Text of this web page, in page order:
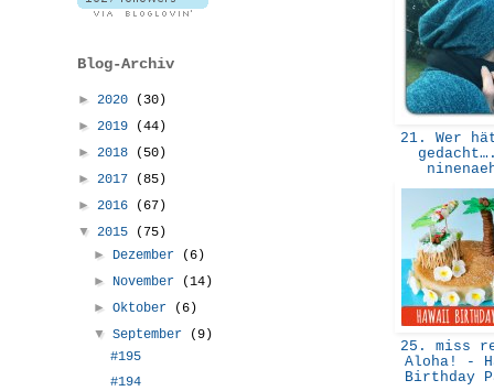
21. Wer
25. miss
Aloha! -
Birthday
Blog-Archiv
► 2020
(30)
► 2019
(44)
► 2018
(50)
► 2017
(85)
► 2016
(67)
▼ 2015
(75)
► Dezember
(6)
► November
(14)
►Oktober
(6)
▼September
(9)
#195
#194